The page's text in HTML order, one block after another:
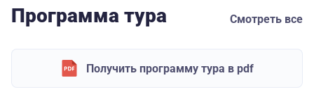
Программа тура Смотреть все
Получить программу тура в pdf